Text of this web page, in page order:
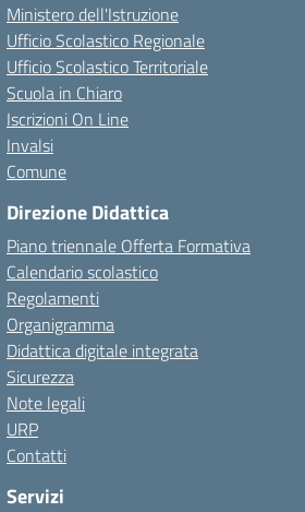
Ministero dell'Istruzione
Ufficio Scolastico Regionale
Ufficio Scolastico Territoriale
Scuola in Chiaro
Iscrizioni On Line
Invalsi
Comune
Direzione Didattica
Piano triennale Offerta Formativa
Calendario scolastico
Regolamenti
Organigramma
Didattica digitale integrata
Sicurezza
Note legali
URP
Contatti
Servizi